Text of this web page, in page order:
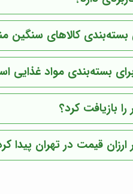
بسته‌بندی کالاهای
بسته‌بندی مواد غذایی
بازیافت کرد؟
قیمت در تهران پیدا